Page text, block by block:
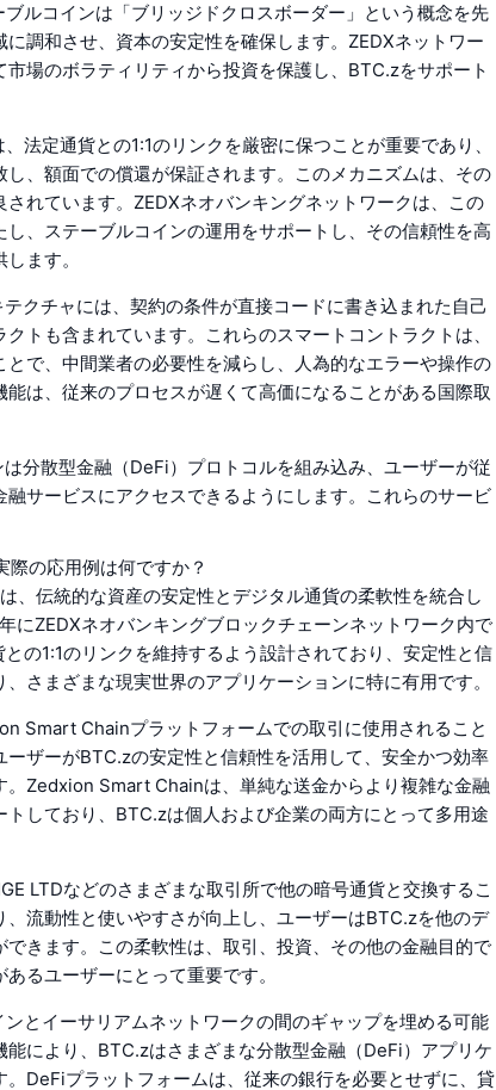
ルコインは「ブリッジドクロスボーダー」という概念を先
調和させ、資本の安定性を確保します。ZEDXネットワー
場のボラティリティから投資を保護し、BTC.zをサポート
法定通貨との1:1のリンクを厳密に保つことが重要であり、
、額面での償還が保証されます。このメカニズムは、その
れています。ZEDXネオバンキングネットワークは、この
、ステーブルコインの運用をサポートし、その信頼性を高
ます。
クチャには、契約の条件が直接コードに書き込まれた自己
トも含まれています。これらのスマートコントラクトは、
で、中間業者の必要性を減らし、人為的なエラーや操作の
は、従来のプロセスが遅くて高価になることがある国際取
分散型金融（DeFi）プロトコルを組み込み、ユーザーが従
サービスにアクセスできるようにします。これらのサービ
際の応用例は何ですか？
、伝統的な資産の安定性とデジタル通貨の柔軟性を統合し
にZEDXネオバンキングブロックチェーンネットワーク内で
の1:1のリンクを維持するよう設計されており、安定性と信
さまざまな現実世界のアプリケーションに特に有用です。
Smart Chainプラットフォームでの取引に使用されること
ザーがBTC.zの安定性と信頼性を活用して、安全かつ効率
。Zedxion Smart Chainは、単純な送金からより複雑な金融
しており、BTC.zは個人および企業の両方にとって多用途
LTDなどのさまざまな取引所で他の暗号通貨と交換するこ
流動性と使いやすさが向上し、ユーザーはBTC.zを他のデ
きます。この柔軟性は、取引、投資、その他の金融目的で
るユーザーにとって重要です。
とイーサリアムネットワークの間のギャップを埋める可能
により、BTC.zはさまざまな分散型金融（DeFi）アプリケ
DeFiプラットフォームは、従来の銀行を必要とせずに、貸